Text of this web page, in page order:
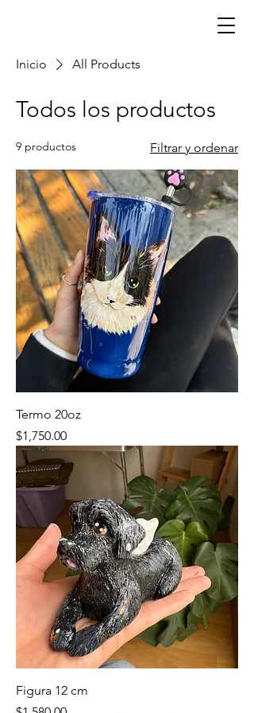
¡Haz tu pedido con anticipación!
Inicio All Products
Todos los productos
9 productos Filtrar y ordenar
Termo 20oz
Precio
$1,750.00
Figura 12 cm